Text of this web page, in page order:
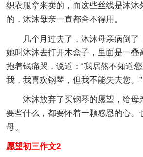
织衣服拿来卖的，而这些丝线是沐沐
的，沐沐母亲一直都舍不得用。
几个月过去了，沐沐母亲病倒了
她叫沐沐去打开木盒子，里面是一叠
抱着钱痛哭，说道：“我居然不知道
我，我喜欢钢琴，但我不能失去您。”
沐沐放弃了买钢琴的愿望，给母
要些什么，都要怀着一颗感恩的心。
母。
愿望初三作文2